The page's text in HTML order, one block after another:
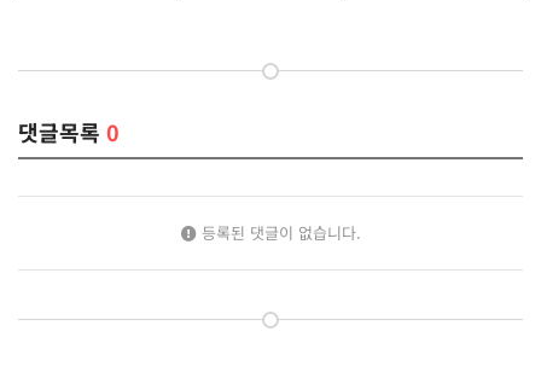
댓글목록 0
등록된 댓글이 없습니다.